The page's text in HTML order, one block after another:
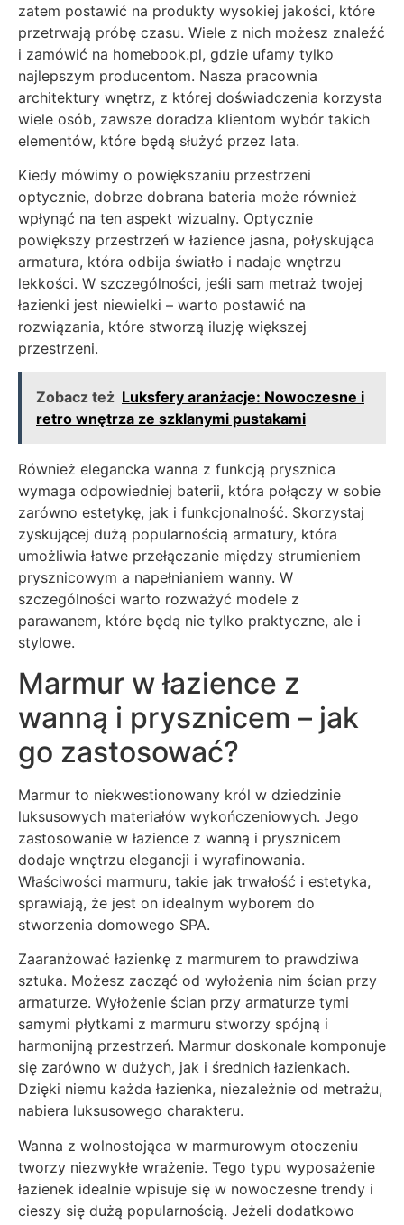
zatem postawić na produkty wysokiej jakości, które
przetrwają próbę czasu. Wiele z nich możesz znaleźć
i zamówić na homebook.pl, gdzie ufamy tylko
najlepszym producentom. Nasza pracownia
architektury wnętrz, z której doświadczenia korzysta
wiele osób, zawsze doradza klientom wybór takich
elementów, które będą służyć przez lata.
Kiedy mówimy o powiększaniu przestrzeni
optycznie, dobrze dobrana bateria może również
wpłynąć na ten aspekt wizualny. Optycznie
powiększy przestrzeń w łazience jasna, połyskująca
armatura, która odbija światło i nadaje wnętrzu
lekkości. W szczególności, jeśli sam metraż twojej
łazienki jest niewielki – warto postawić na
rozwiązania, które stworzą iluzję większej
przestrzeni.
Zobacz też Luksfery aranżacje: Nowoczesne i
retro wnętrza ze szklanymi pustakami
Również elegancka wanna z funkcją prysznica
wymaga odpowiedniej baterii, która połączy w sobie
zarówno estetykę, jak i funkcjonalność. Skorzystaj
zyskującej dużą popularnością armatury, która
umożliwia łatwe przełączanie między strumieniem
prysznicowym a napełnianiem wanny. W
szczególności warto rozważyć modele z
parawanem, które będą nie tylko praktyczne, ale i
stylowe.
Marmur w łazience z
wanną i prysznicem – jak
go zastosować?
Marmur to niekwestionowany król w dziedzinie
luksusowych materiałów wykończeniowych. Jego
zastosowanie w łazience z wanną i prysznicem
dodaje wnętrzu elegancji i wyrafinowania.
Właściwości marmuru, takie jak trwałość i estetyka,
sprawiają, że jest on idealnym wyborem do
stworzenia domowego SPA.
Zaaranżować łazienkę z marmurem to prawdziwa
sztuka. Możesz zacząć od wyłożenia nim ścian przy
armaturze. Wyłożenie ścian przy armaturze tymi
samymi płytkami z marmuru stworzy spójną i
harmonijną przestrzeń. Marmur doskonale komponuje
się zarówno w dużych, jak i średnich łazienkach.
Dzięki niemu każda łazienka, niezależnie od metrażu,
nabiera luksusowego charakteru.
Wanna z wolnostojąca w marmurowym otoczeniu
tworzy niezwykłe wrażenie. Tego typu wyposażenie
łazienek idealnie wpisuje się w nowoczesne trendy i
cieszy się dużą popularnością. Jeżeli dodatkowo